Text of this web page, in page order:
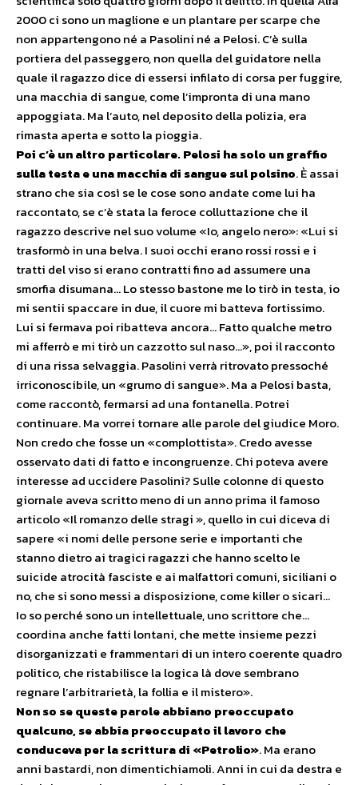
2000 ci sono un maglione e un plantare per scarpe che
non appartengono né a Pasolini né a Pelosi. C’è sulla
portiera del passeggero, non quella del guidatore nella
quale il ragazzo dice di essersi infilato di corsa per fuggire,
una macchia di sangue, come l’impronta di una mano
appoggiata. Ma l’auto, nel deposito della polizia, era
rimasta aperta e sotto la pioggia.
Poi c’è un altro particolare. Pelosi ha solo un graffio
sulla testa e una macchia di sangue sul polsino. È assai
strano che sia così se le cose sono andate come lui ha
raccontato, se c’è stata la feroce colluttazione che il
ragazzo descrive nel suo volume «Io, angelo nero»: «Lui si
trasformò in una belva. I suoi occhi erano rossi rossi e i
tratti del viso si erano contratti fino ad assumere una
smorfia disumana… Lo stesso bastone me lo tirò in testa, io
mi sentii spaccare in due, il cuore mi batteva fortissimo.
Lui si fermava poi ribatteva ancora… Fatto qualche metro
mi afferrò e mi tirò un cazzotto sul naso…», poi il racconto
di una rissa selvaggia. Pasolini verrà ritrovato pressoché
irriconoscibile, un «grumo di sangue». Ma a Pelosi basta,
come raccontò, fermarsi ad una fontanella. Potrei
continuare. Ma vorrei tornare alle parole del giudice Moro.
Non credo che fosse un «complottista». Credo avesse
osservato dati di fatto e incongruenze. Chi poteva avere
interesse ad uccidere Pasolini? Sulle colonne di questo
giornale aveva scritto meno di un anno prima il famoso
articolo «Il romanzo delle stragi », quello in cui diceva di
sapere «i nomi delle persone serie e importanti che
stanno dietro ai tragici ragazzi che hanno scelto le
suicide atrocità fasciste e ai malfattori comuni, siciliani o
no, che si sono messi a disposizione, come killer o sicari…
Io so perché sono un intellettuale, uno scrittore che…
coordina anche fatti lontani, che mette insieme pezzi
disorganizzati e frammentari di un intero coerente quadro
politico, che ristabilisce la logica là dove sembrano
regnare l’arbitrarietà, la follia e il mistero».
Non so se queste parole abbiano preoccupato
qualcuno, se abbia preoccupato il lavoro che
conduceva per la scrittura di «Petrolio». Ma erano
anni bastardi, non dimentichiamoli. Anni in cui da destra e